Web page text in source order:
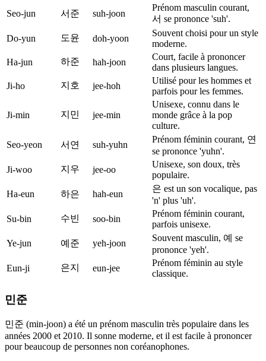
Seo-jun
서준 suh-joon
Prénom masculin courant,
서 se prononce 'suh'.
Do-yun
도윤 doh-yoon
Souvent choisi pour un style
moderne.
Ha-jun
하준 hah-joon
Court, facile à prononcer
dans plusieurs langues.
Ji-ho
지호 jee-hoh
Utilisé pour les hommes et
parfois pour les femmes.
Ji-min 지민 jee-min
Unisexe, connu dans le
monde grâce à la pop
culture.
Seo-yeon
서연 suh-yuhn
Prénom féminin courant, 연
se prononce 'yuhn'.
Ji-woo
지우 jee-oo
Unisexe, son doux, très
populaire.
Ha-eun
하은 hah-eun
은 est un son vocalique, pas
'n' plus 'uh'.
Su-bin
수빈 soo-bin
Prénom féminin courant,
parfois unisexe.
Ye-jun
예준 yeh-joon
Souvent masculin, 예 se
prononce 'yeh'.
Eun-ji
은지 eun-jee
Prénom féminin au style
classique.
민준
민준 (min-joon) a été un prénom masculin très populaire dans les
années 2000 et 2010. Il sonne moderne, et il est facile à prononcer
pour beaucoup de personnes non coréanophones.